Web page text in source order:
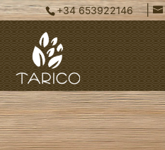
+34 653922146 |